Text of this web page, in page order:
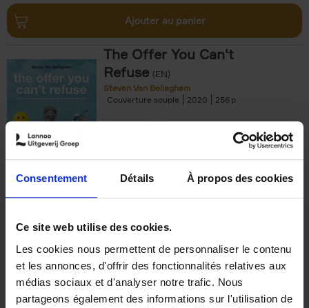
Consentement Détails À propos des cookies
Ce site web utilise des cookies.
Les cookies nous permettent de personnaliser le contenu
et les annonces, d'offrir des fonctionnalités relatives aux
médias sociaux et d'analyser notre trafic. Nous
partageons également des informations sur l'utilisation de
Ajouter au panier
The Offer You Can't
Refuse (EN)
Steven Van Belleghem
Couverture souple
2020 256
€37,50
Building Bonds = Building
Business
Jochen Roef Jozefien De Feyter
Carolien Boom
Couverture souple
2025 200